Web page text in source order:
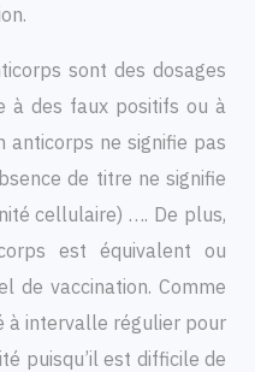
sont des dosages
à des faux positifs ou à
anticorps ne signifie pas
de titre ne signifie
cellulaire) …. De plus,
est équivalent ou
de vaccination. Comme
à intervalle régulier pour
puisqu’il est difficile de